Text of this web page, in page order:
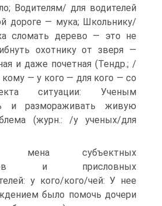
Водителям/ для водителей
дороге — мука; Школьнику/
сломать дерево — это не
охотнику от зверя —
и даже почетная (Тендр.; /
кому — у кого — для кого — со
ситуации: Ученым
и размораживать живую
(журн.: /у ученых/для
мена субъектных
и присловных
у кого/кого/чей: У нее
было помочь дочери